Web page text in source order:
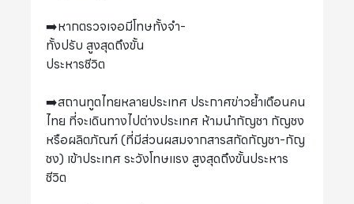
➡️หากตรวจเจอมีโทษทั้งจำ-
ทั้งปรับ สูงสุดถึงขั้น
ประหารชีวิต
➡️สถานทูตไทยหลายประเทศ ประกาศข่าวย้ำเตือนคน
ไทย ที่จะเดินทางไปต่างประเทศ ห้ามนำกัญชา กัญชง
หรือผลิตภัณฑ์ (ที่มีส่วนผสมจากสารสกัดกัญชา-กัญ
ชง) เข้าประเทศ ระวังโทษแรง สูงสุดถึงขั้นประหาร
ชีวิต